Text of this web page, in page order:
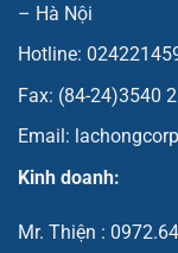
– Hà Nội
Hotline:
Fax: (84-24)3540
Email:
Kinh doanh:
Mr. Thiện :